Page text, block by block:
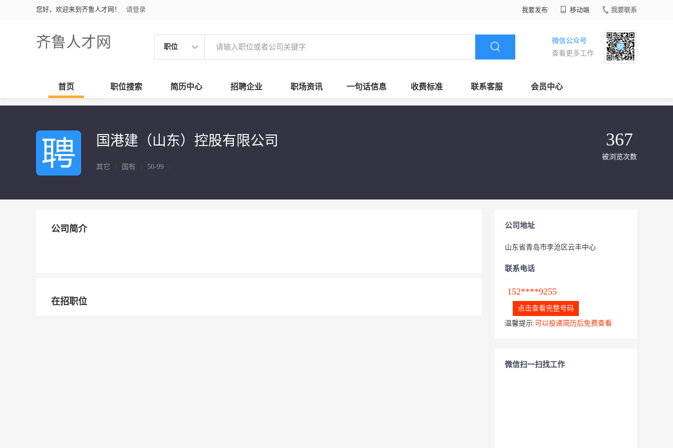
您好，欢迎来到齐鲁人才网！ 请登录 我要发布 移动端 我要联系
齐鲁人才网 职位
微信公众号
查看更多工作
首页 职位搜索 简历中心 招聘企业 职场资讯 一句话信息 收费标准 联系客服 会员中心
国港建（山东）控股有限公司
其它 国有 50-99
367
被浏览次数
公司简介
在招职位
公司地址
山东省青岛市李沧区云丰中心
联系电话
152****9255
点击查看完整号码
温馨提示: 可以投递简历后免费查看
微信扫一扫找工作